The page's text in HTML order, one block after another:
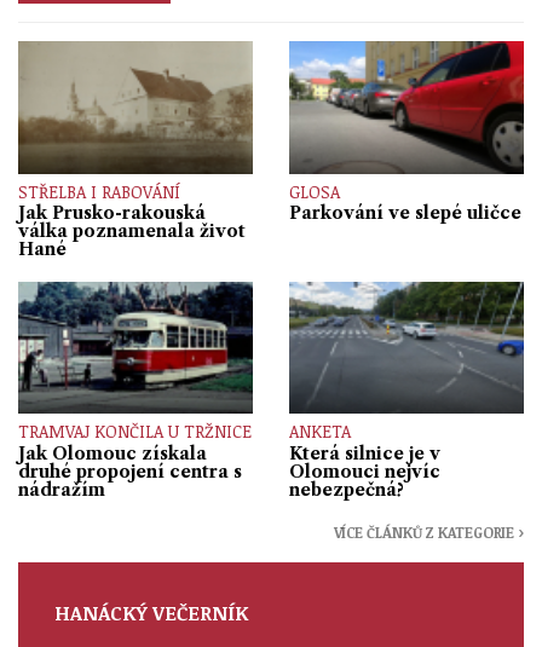
STŘELBA I RABOVÁNÍ
Jak Prusko-rakouská
válka poznamenala život
Hané
GLOSA
Parkování ve slepé uličce
TRAMVAJ KONČILA U TRŽNICE
Jak Olomouc získala
druhé propojení centra s
nádražím
ANKETA
Která silnice je v
Olomouci nejvíc
nebezpečná?
VÍCE ČLÁNKŮ Z KATEGORIE ›
HANÁCKÝ VEČERNÍK